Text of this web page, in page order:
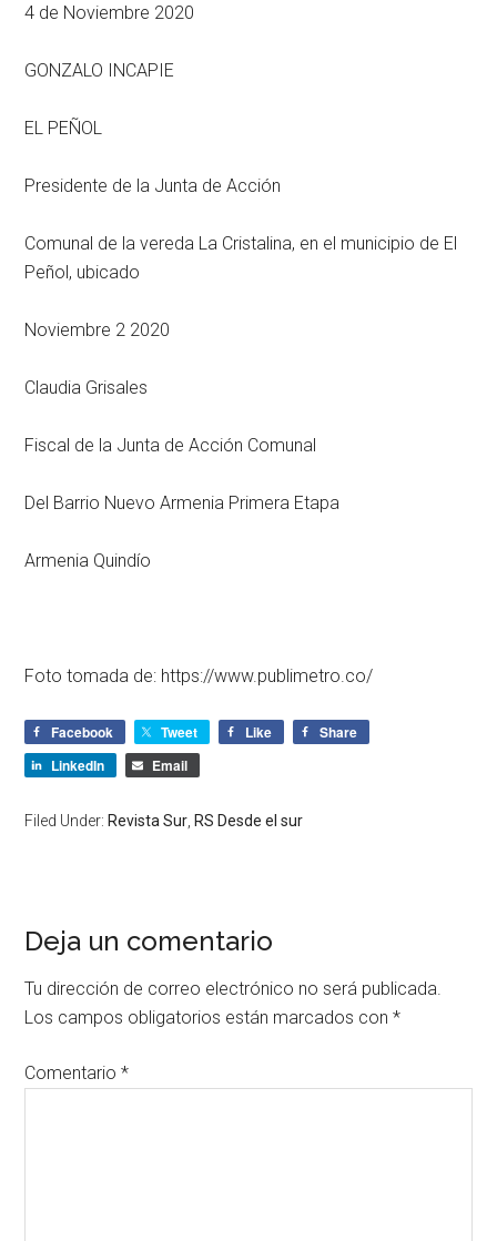
4 de Noviembre 2020
GONZALO INCAPIE
EL PEÑOL
Presidente de la Junta de Acción
Comunal de la vereda La Cristalina, en el municipio de El
Peñol, ubicado
Noviembre 2 2020
Claudia Grisales
Fiscal de la Junta de Acción Comunal
Del Barrio Nuevo Armenia Primera Etapa
Armenia Quindío
Foto tomada de: https://www.publimetro.co/
Facebook Tweet Like
Share
LinkedIn
Email
Filed Under: Revista Sur RS Desde el sur
Deja un comentario
Tu dirección de correo electrónico no será publicada.
Los campos obligatorios están marcados con*
Comentario*